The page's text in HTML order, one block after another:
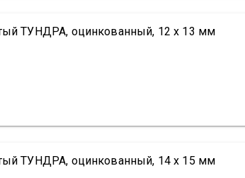
ТУНДРА, оцинкованный, 12 х 13 мм
ТУНДРА, оцинкованный, 14 х 15 мм